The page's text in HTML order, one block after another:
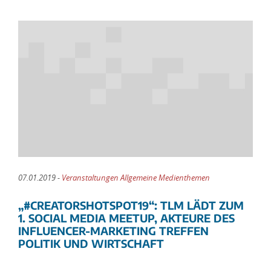
07.01.2019 - Veranstaltungen Allgemeine Medienthemen
„#CREATORSHOTSPOT19“: TLM LÄDT ZUM
1. SOCIAL MEDIA MEETUP, AKTEURE DES
INFLUENCER-MARKETING TREFFEN
POLITIK UND WIRTSCHAFT